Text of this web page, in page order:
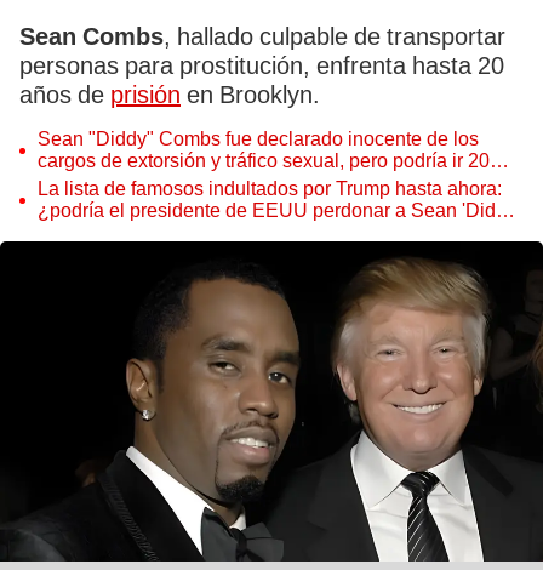
Sean Combs, hallado culpable de transportar
personas para prostitución, enfrenta hasta 20
años de prisión en Brooklyn.
Sean "Diddy" Combs fue declarado inocente de los
cargos de extorsión y tráfico sexual, pero podría ir 20
años a prisión por otros delitos
La lista de famosos indultados por Trump hasta ahora:
¿podría el presidente de EEUU perdonar a Sean 'Diddy'